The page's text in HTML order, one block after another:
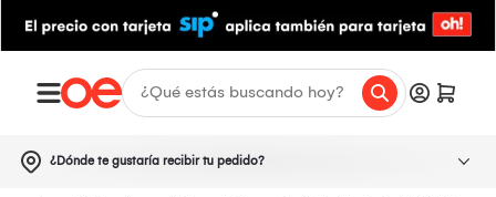
¿Dónde te gustaría recibir tu pedido?